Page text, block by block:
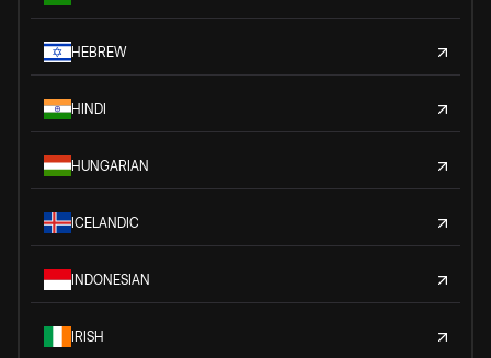
HEBREW
HINDI
HUNGARIAN
ICELANDIC
INDONESIAN
IRISH